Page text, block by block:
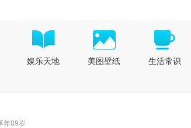
娱乐天地 美图壁纸 生活常识
年89岁